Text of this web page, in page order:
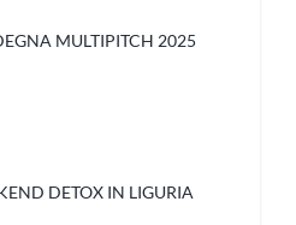
MULTIPITCH 2025
DETOX IN LIGURIA